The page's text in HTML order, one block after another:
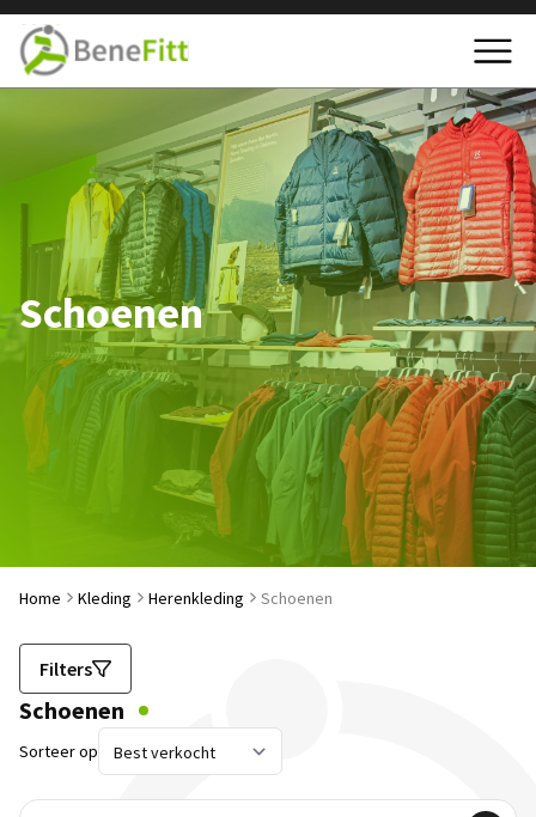
Schoenen
Home Kleding Herenkleding Schoenen
Filters
Schoenen
Sorteer op